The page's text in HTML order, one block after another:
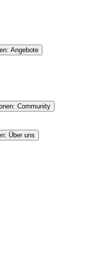
Angebote
Community
Über uns